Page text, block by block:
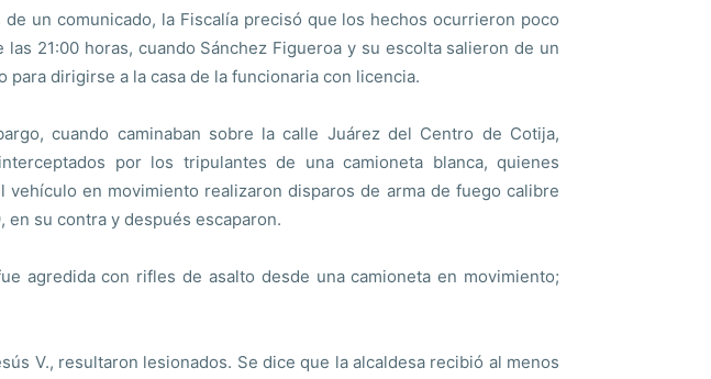
de un comunicado, la Fiscalía precisó que los hechos ocurrieron poco
las 21:00 horas, cuando Sánchez Figueroa y su escolta salieron de un
para dirigirse a la casa de la funcionaria con licencia.
cuando caminaban sobre la calle Juárez del Centro de Cotija,
por los tripulantes de una camioneta blanca, quienes
vehículo en movimiento realizaron disparos de arma de fuego calibre
en su contra y después escaparon.
agredida con rifles de asalto desde una camioneta en movimiento;
V., resultaron lesionados. Se dice que la alcaldesa recibió al menos